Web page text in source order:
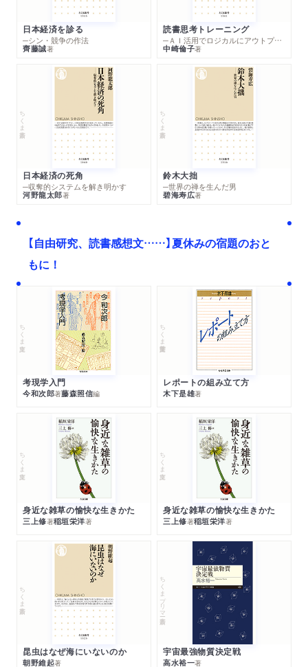
日本経済を診る
─シン・競争の作法
齊藤誠著
読書思考トレーニング
─ＡＩ活用でロジカルにアウトプットする技法
中崎倫子著
ちくま新書
日本経済の死角
─収奪的システムを解き明かす
河野龍太郎著
ちくま新書
鈴木大拙
─世界の禅を生んだ男
碧海寿広著
【自由研究、読書感想文……】夏休みの宿題のおと
もに！
ちくま文庫
考現学入門
今和次郎著藤森照信編
ちくま学芸文庫
レポートの組み立て方
木下是雄著
ちくま文庫
身近な雑草の愉快な生きかた
三上修著稲垣栄洋著
ちくま文庫
身近な雑草の愉快な生きかた
三上修著稲垣栄洋著
ちくま新書
昆虫はなぜ海にいないのか
朝野維起著
ちくまプリマー新書
宇宙最強物質決定戦
高水裕一著